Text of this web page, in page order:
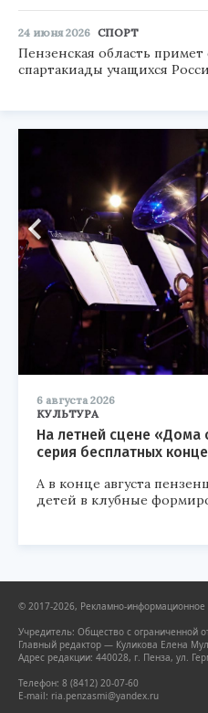
24 июня 2026 СПОРТ
Пензенская область
спартакиады учащихся
6 августа 2026
КУЛЬТУРА
На летней сцене
серия бесплатных
А в конце августа
детей в клубные
© 2017-2026, Рекламно-информационное
Учредитель: Общество с ограниченной
Главный редактор — Куликова Елена
Адрес редакции: 440028, г. Пенза, ул.
Телефон: 8 (8412) 20-07-60
E-mail: ria.penzasmi@yandex.ru